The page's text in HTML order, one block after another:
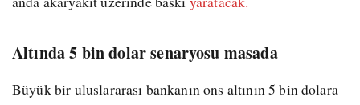
Altında 5 bin dolar senaryosu masada
Büyük bir uluslararası bankanın ons altının 5 bin dolara